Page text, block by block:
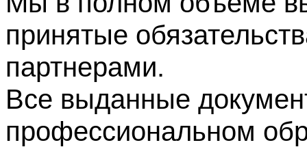
принятые
партнерами.
Все выданные
профессиональном